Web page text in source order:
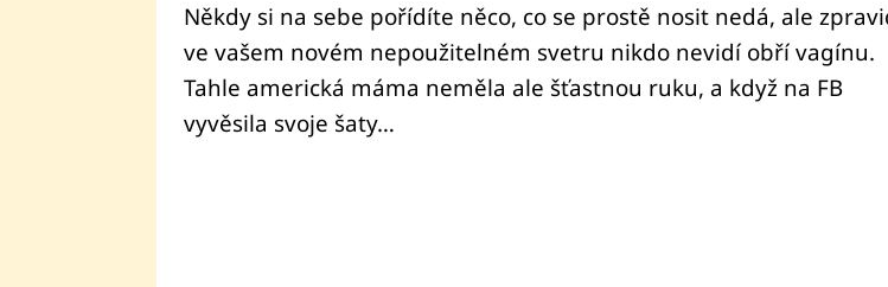
Někdy si na sebe pořídíte něco, co se prostě nosit nedá, ale
ve vašem novém nepoužitelném svetru nikdo nevidí obří vagínu.
Tahle americká máma neměla ale šťastnou ruku, a když na FB
vyvěsila svoje šaty…